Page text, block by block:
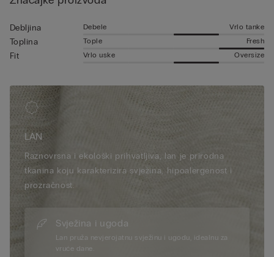
Debljina Debele Vrlo tanke
Toplina Tople Fresh
Fit Vrlo uske Oversize
LAN
Raznovrsna i ekološki prihvatljiva, lan je prirodna
tkanina koju karakterizira svježina, hipoalergenost i
prozračnost.
Svježina i ugoda
Lan pruža nevjerojatnu svježinu i ugodu, idealnu za
vruće dane.